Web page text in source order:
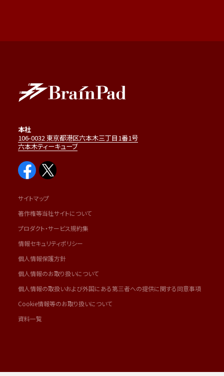
本社
106-0032 東京都港区六本木三丁目1番1号
六本木ティーキューブ
サイトマップ
著作権等当社サイトについて
プロダクト・サービス規約集
情報セキュリティポリシー
個人情報保護方針
個人情報のお取り扱いについて
個人情報の取扱いおよび外国にある第三者への提供に関する同意事項
Cookie情報等のお取り扱いについて
資料一覧